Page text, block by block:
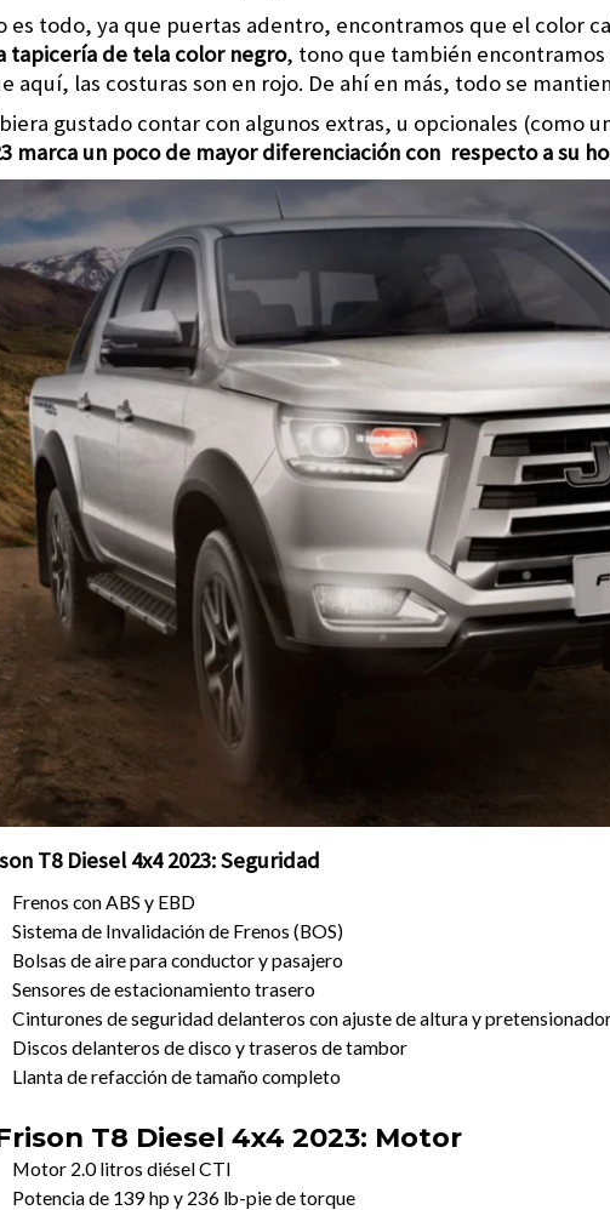
es todo, ya que puertas adentro, encontramos que el color
tapicería de tela color negro, tono que también
aquí, las costuras son en rojo. De ahí en más, todo se
gustado contar con algunos extras, u opcionales (como
marca un poco de mayor diferenciación con respecto a su
T8 Diesel 4x4 2023: Seguridad
Frenos con ABS y EBD
Sistema de Invalidación de Frenos (BOS)
Bolsas de aire para conductor y pasajero
Sensores de estacionamiento trasero
Cinturones de seguridad delanteros con ajuste de altura y
Discos delanteros de disco y traseros de tambor
Llanta de refacción de tamaño completo
T8 Diesel 4x4 2023: Motor
Motor 2.0 litros diésel CTI
Potencia de 139 hp y 236 lb-pie de torque